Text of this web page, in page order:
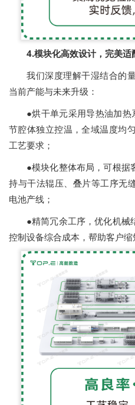
4.模块化高效设计，完美
我们深度理解干湿结合的
当前产能与未来升级：
●烘干单元采用导热油加
节腔体独立控温，全域温度均
工艺要求；
●模块化整体布局，可根据
持与干法辊压、叠片等工序无
电池产线；
●精简冗余工序，优化机械
控制设备综合成本，帮助客户缩